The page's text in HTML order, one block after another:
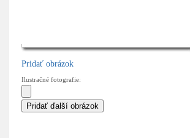
Pridať obrázok
Ilustračné fotografie: